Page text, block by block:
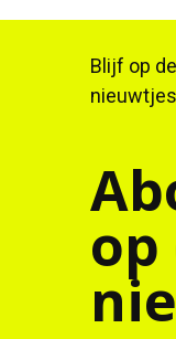
Blijf op
nieuwtjes
op